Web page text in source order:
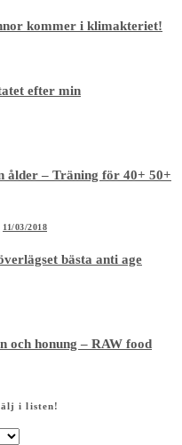
kommer i klimakteriet!
efter min
ålder – Träning för 40+ 50+
11/03/2018
bästa anti age
och honung – RAW food
i listen!